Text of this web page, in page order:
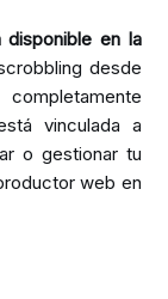
disponible en la
desde
vinculada a
o gestionar tu
web en